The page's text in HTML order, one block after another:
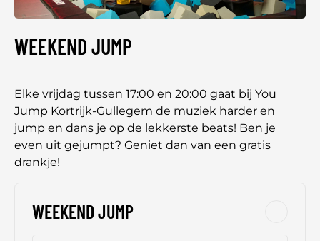
WEEKEND JUMP
Elke vrijdag tussen 17:00 en 20:00 gaat bij You
Jump Kortrijk-Gullegem de muziek harder en
jump en dans je op de lekkerste beats! Ben je
even uit gejumpt? Geniet dan van een gratis
drankje!
WEEKEND JUMP